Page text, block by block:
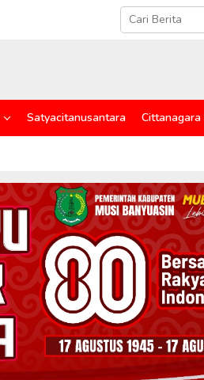
Satyacitanusantara Cittanagara